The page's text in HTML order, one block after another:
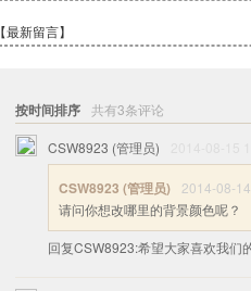
【最新留言】
按时间排序 共有3条评论
CSW8923 (管理员)
CSW8923 (管理员) 2014-08-
请问你想改哪里的背景颜色呢？
回复CSW8923:希望大家喜欢我们